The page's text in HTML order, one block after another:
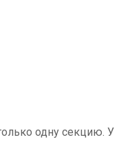
одну секцию. У